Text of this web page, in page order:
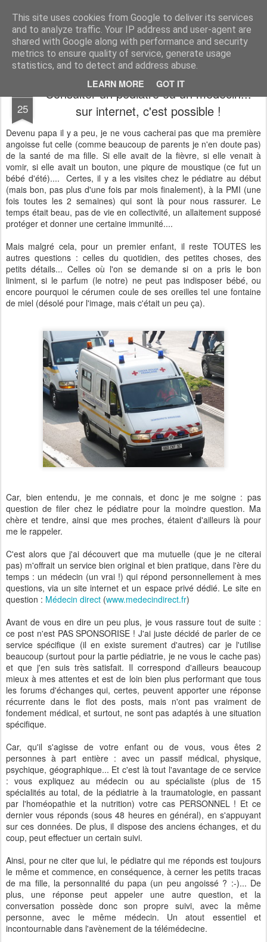
This site uses cookies from Google to deliver its services
and to analyze traffic. Your IP address and user-agent are
shared with Google along with performance and security
metrics to ensure quality of service, generate usage
statistics, and to detect and address abuse.
LEARN MORE GOT IT
Desperate Houseman : les pérégrinations d'un papa, mais pas que !
25
Consulter un pédiatre ou un médecin...
sur internet, c'est possible !
Devenu papa il y a peu, je ne vous cacherai pas que ma première
angoisse fut celle (comme beaucoup de parents je n'en doute pas)
de la santé de ma fille. Si elle avait de la fièvre, si elle venait à
vomir, si elle avait un bouton, une piqure de moustique (ce fut un
bébé d'été).... Certes, il y a les visites chez le pédiatre au début
(mais bon, pas plus d'une fois par mois finalement), à la PMI (une
fois toutes les 2 semaines) qui sont là pour nous rassurer. Le
temps était beau, pas de vie en collectivité, un allaitement supposé
protéger et donner une certaine immunité....
Mais malgré cela, pour un premier enfant, il reste TOUTES les
autres questions : celles du quotidien, des petites choses, des
petits détails... Celles où l'on se demande si on a pris le bon
liniment, si le parfum (le notre) ne peut pas indisposer bébé, ou
encore pourquoi le cérumen coule de ses oreilles tel une fontaine
de miel (désolé pour l'image, mais c'était un peu ça).
Car, bien entendu, je me connais, et donc je me soigne : pas
question de filer chez le pédiatre pour la moindre question. Ma
chère et tendre, ainsi que mes proches, étaient d'ailleurs là pour
me le rappeler.
C'est alors que j'ai découvert que ma mutuelle (que je ne citerai
pas) m'offrait un service bien original et bien pratique, dans l'ère du
temps : un médecin (un vrai !) qui répond personnellement à mes
questions, via un site internet et un espace privé dédié. Le site en
question : Médecin direct (www.medecindirect.fr)
Avant de vous en dire un peu plus, je vous rassure tout de suite :
ce post n'est PAS SPONSORISE ! J'ai juste décidé de parler de ce
service spécifique (il en existe surement d'autres) car je l'utilise
beaucoup (surtout pour la partie pédiatrie, je ne vous le cache pas)
et que j'en suis très satisfait. Il correspond d'ailleurs beaucoup
mieux à mes attentes et est de loin bien plus performant que tous
les forums d'échanges qui, certes, peuvent apporter une réponse
récurrente dans le flot des posts, mais n'ont pas vraiment de
fondement médical, et surtout, ne sont pas adaptés à une situation
spécifique.
Car, qu'il s'agisse de votre enfant ou de vous, vous êtes 2
personnes à part entière : avec un passif médical, physique,
psychique, géographique... Et c'est là tout l'avantage de ce service
: vous expliquez au médecin ou au spécialiste (plus de 15
spécialités au total, de la pédiatrie à la traumatologie, en passant
par l'homéopathie et la nutrition) votre cas PERSONNEL ! Et ce
dernier vous réponds (sous 48 heures en général), en s'appuyant
sur ces données. De plus, il dispose des anciens échanges, et du
coup, peut effectuer un certain suivi.
Ainsi, pour ne citer que lui, le pédiatre qui me réponds est toujours
le même et commence, en conséquence, à cerner les petits tracas
de ma fille, la personnalité du papa (un peu angoissé ? :-)... De
plus, une réponse peut appeler une autre question, et la
conversation possède donc son propre suivi, avec la même
personne, avec le même médecin. Un atout essentiel et
incontournable dans l'avènement de la télémédecine.